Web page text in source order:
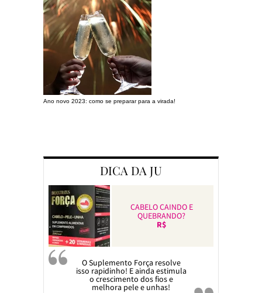
Ano novo 2023: como se preparar para a virada!
DICA DA JU
CABELO CAINDO E
QUEBRANDO?
R$
O Suplemento Força resolve
isso rapidinho! E ainda estimula
o crescimento dos fios e
melhora pele e unhas!